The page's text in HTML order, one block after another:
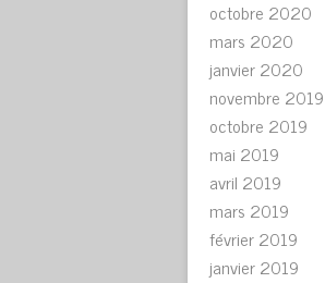
octobre 2020
mars 2020
janvier 2020
novembre 2019
octobre 2019
mai 2019
avril 2019
mars 2019
février 2019
janvier 2019